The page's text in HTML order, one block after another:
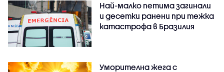
Най-малко петима загинали
и десетки ранени при тежка
катастрофа в Бразилия
Уморителна жега с